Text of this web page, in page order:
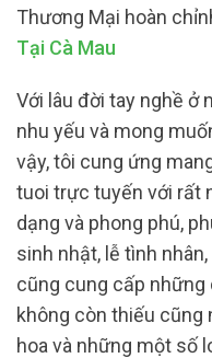
Thương Mại hoàn
Tại Cà Mau
Với lâu đời tay nghề ở
nhu yếu và mong
vậy, tôi cung ứng
tuoi trực tuyến với rất
dạng và phong phú,
sinh nhật, lễ tình
cũng cung cấp
không còn thiếu cũng
hoa và những một số